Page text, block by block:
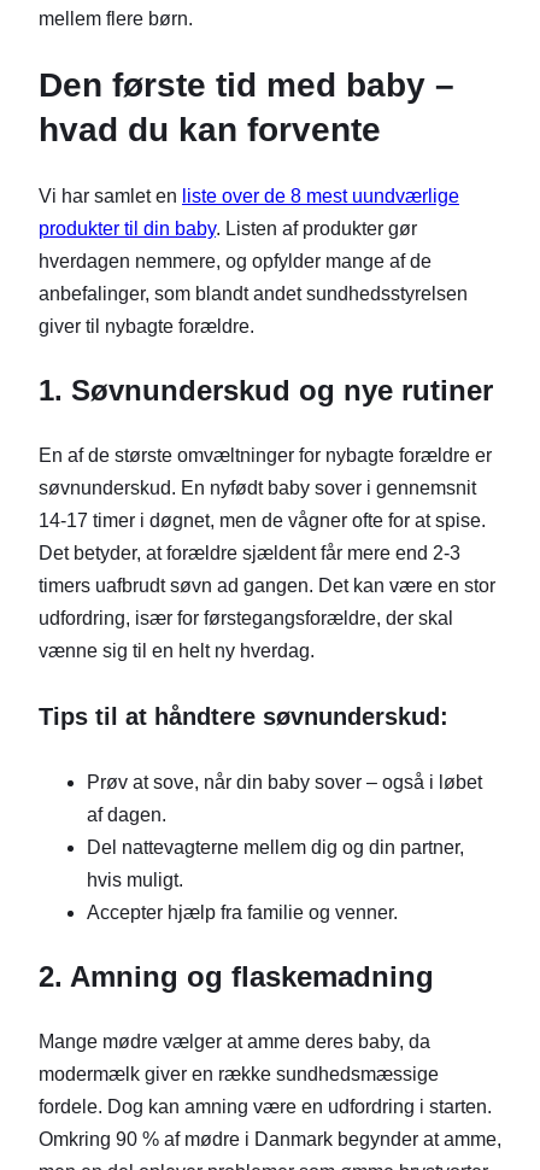
mellem flere børn.
Den første tid med baby –
hvad du kan forvente
Vi har samlet en liste over de 8 mest uundværlige
produkter til din baby. Listen af produkter gør
hverdagen nemmere, og opfylder mange af de
anbefalinger, som blandt andet sundhedsstyrelsen
giver til nybagte forældre.
1. Søvnunderskud og nye rutiner
En af de største omvæltninger for nybagte forældre er
søvnunderskud. En nyfødt baby sover i gennemsnit
14-17 timer i døgnet, men de vågner ofte for at spise.
Det betyder, at forældre sjældent får mere end 2-3
timers uafbrudt søvn ad gangen. Det kan være en stor
udfordring, især for førstegangsforældre, der skal
vænne sig til en helt ny hverdag.
Tips til at håndtere søvnunderskud:
Prøv at sove, når din baby sover – også i løbet
af dagen.
Del nattevagterne mellem dig og din partner,
hvis muligt.
Accepter hjælp fra familie og venner.
2. Amning og flaskemadning
Mange mødre vælger at amme deres baby, da
modermælk giver en række sundhedsmæssige
fordele. Dog kan amning være en udfordring i starten.
Omkring 90 % af mødre i Danmark begynder at amme,